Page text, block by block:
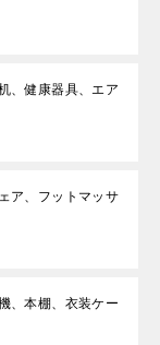
、健康器具、エア
ア、フットマッサ
、本棚、衣装ケー